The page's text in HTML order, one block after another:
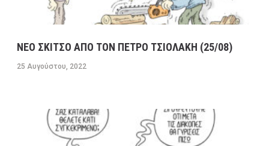
ΝΕΟ ΣΚΙΤΣΟ ΑΠΟ ΤΟΝ ΠΕΤΡΟ ΤΣΙΟΛΑΚΗ (25/08)
25 Αυγούστου, 2022